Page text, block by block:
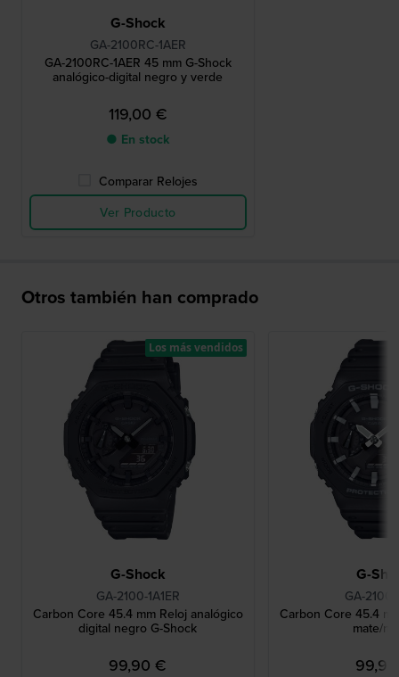
G-Shock
GA-2100RC-1AER
GA-2100RC-1AER 45 mm G-Shock
analógico-digital negro y verde
119,00 €
● En stock
Comparar Relojes
Ver Producto
Otros también han comprado
G-Shock
GA-2100-1A1ER
Carbon Core 45.4 mm Reloj analógico
digital negro G-Shock
99,90 €
Los más vendidos
G-
GA-2100-
Carbon Core 45.4
mate/